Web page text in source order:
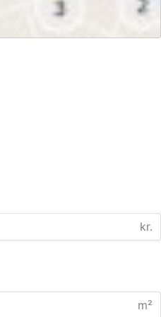
kr.
m²